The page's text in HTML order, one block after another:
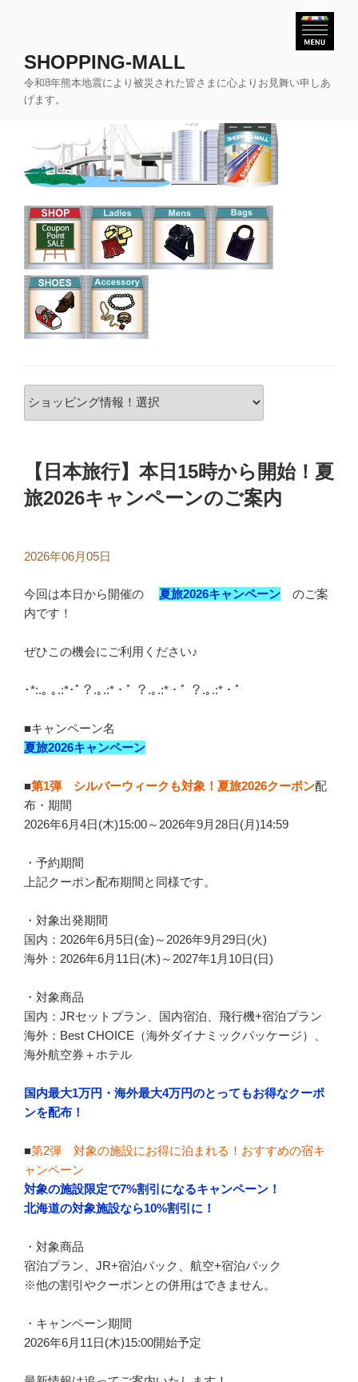
SHOPPING-MALL
令和8年熊本地震により被災された皆さまに心よりお見舞い申しあ
げます。
【日本旅行】本日15時から開始！夏
旅2026キャンペーンのご案内
2026年06月05日
今回は本日から開催の 夏旅2026キャンペーン のご案
内です！
ぜひこの機会にご利用ください♪
･*:.｡ ｡.:*･ﾟ？.｡.:*・ﾟ ？.｡.:*・ﾟ ？.｡.:*・ﾟ
■キャンペーン名
夏旅2026キャンペーン
■第1弾 シルバーウィークも対象！夏旅2026クーポン配
布・期間
2026年6月4日(木)15:00～2026年9月28日(月)14:59
・予約期間
上記クーポン配布期間と同様です。
・対象出発期間
国内：2026年6月5日(金)～2026年9月29日(火)
海外：2026年6月11日(木)～2027年1月10日(日)
・対象商品
国内：JRセットプラン、国内宿泊、飛行機+宿泊プラン
海外：Best CHOICE（海外ダイナミックパッケージ）、
海外航空券＋ホテル
国内最大1万円・海外最大4万円のとってもお得なクーポ
ンを配布！
■第2弾 対象の施設にお得に泊まれる！おすすめの宿キ
ャンペーン
対象の施設限定で7%割引になるキャンペーン！
北海道の対象施設なら10%割引に！
・対象商品
宿泊プラン、JR+宿泊パック、航空+宿泊パック
※他の割引やクーポンとの併用はできません。
・キャンペーン期間
2026年6月11日(木)15:00開始予定